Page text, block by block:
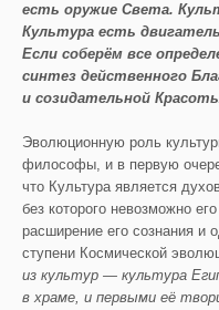
есть оружие Света.
Культура есть
Если соберём все
синтез действенного
и созидательной
Эволюционную роль
философы, и в первую
что Культура является
без которого невозможно
расширение его сознания и
ступени Космической
из культур — культура
в храме, и первыми её